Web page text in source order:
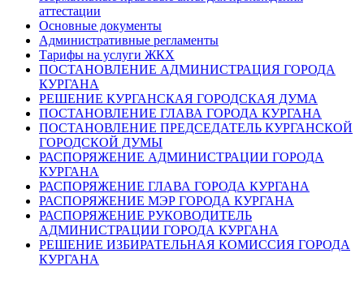
аттестации
Основные документы
Административные регламенты
Тарифы на услуги ЖКХ
ПОСТАНОВЛЕНИЕ АДМИНИСТРАЦИЯ ГОРОДА
КУРГАНА
РЕШЕНИЕ КУРГАНСКАЯ ГОРОДСКАЯ ДУМА
ПОСТАНОВЛЕНИЕ ГЛАВА ГОРОДА КУРГАНА
ПОСТАНОВЛЕНИЕ ПРЕДСЕДАТЕЛЬ КУРГАНСКОЙ
ГОРОДСКОЙ ДУМЫ
РАСПОРЯЖЕНИЕ АДМИНИСТРАЦИИ ГОРОДА
КУРГАНА
РАСПОРЯЖЕНИЕ ГЛАВА ГОРОДА КУРГАНА
РАСПОРЯЖЕНИЕ МЭР ГОРОДА КУРГАНА
РАСПОРЯЖЕНИЕ РУКОВОДИТЕЛЬ
АДМИНИСТРАЦИИ ГОРОДА КУРГАНА
РЕШЕНИЕ ИЗБИРАТЕЛЬНАЯ КОМИССИЯ ГОРОДА
КУРГАНА